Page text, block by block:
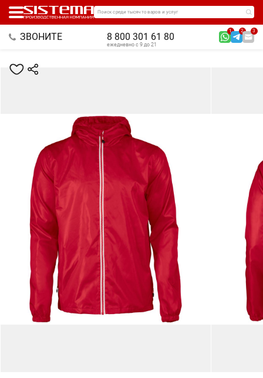
Поиск среди тысяч товаров и услуг
ЗВОНИТЕ 8 800 301 61 80
1 2 3
ежедневно с 9 до 21